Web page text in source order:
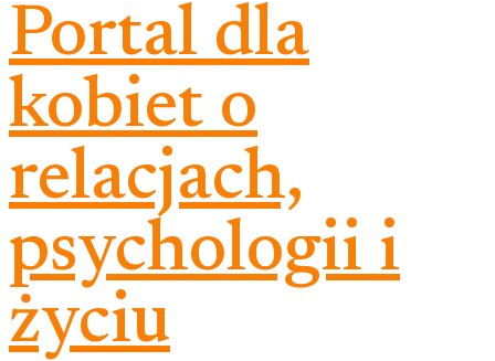
Portal dla
kobiet o
relacjach,
psychologii i
życiu